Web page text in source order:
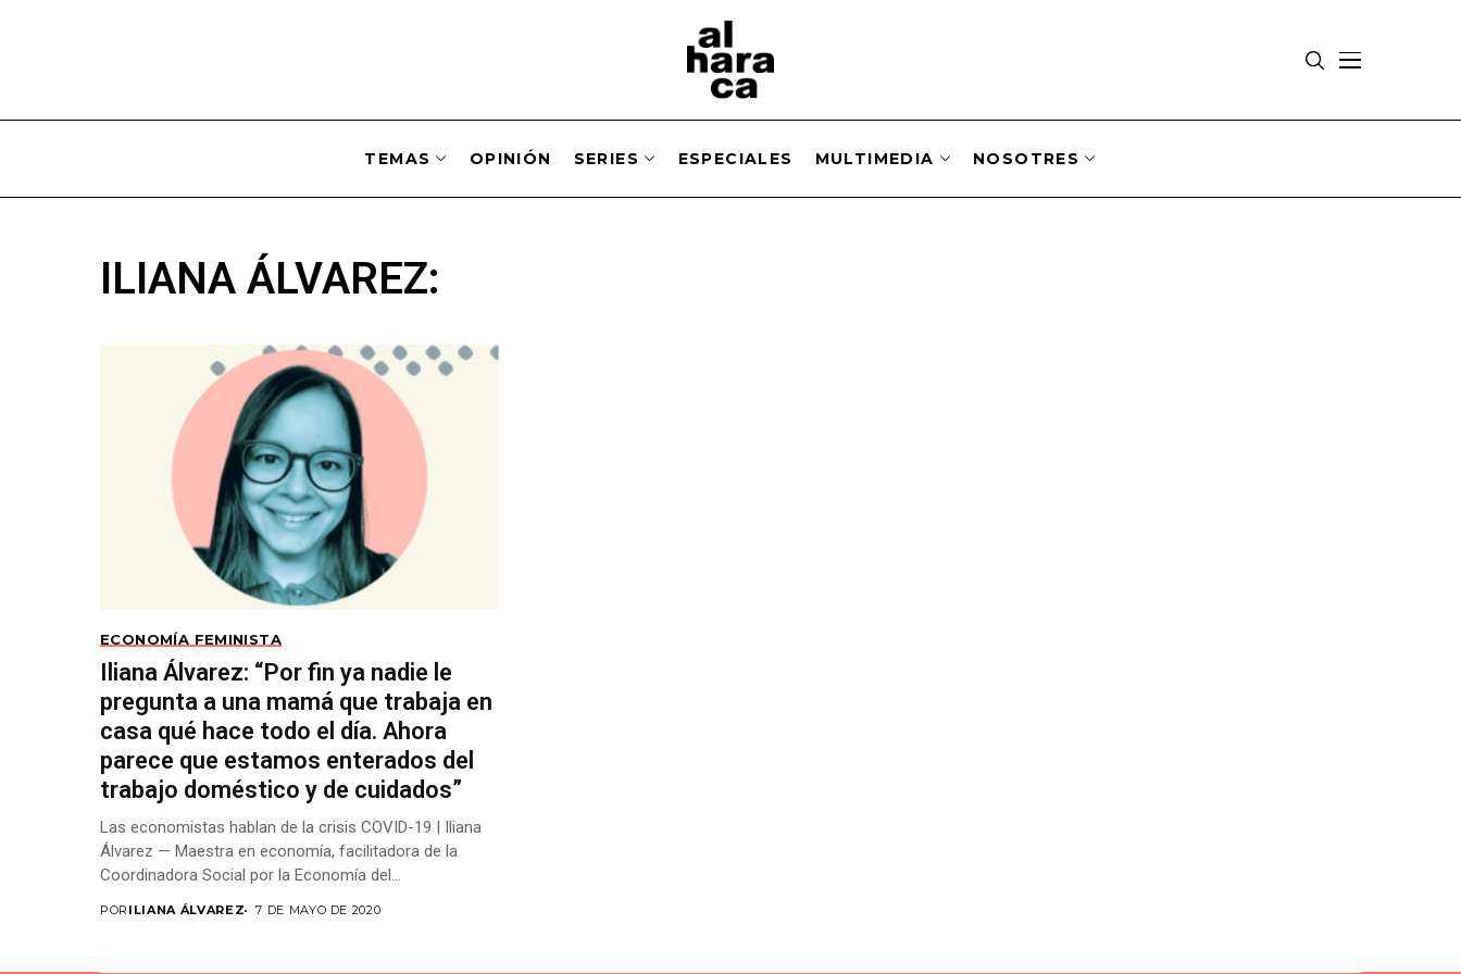
TEMAS OPINIÓN SERIES ESPECIALES MULTIMEDIA NOSOTRES
ILIANA ÁLVAREZ:
ECONOMÍA FEMINISTA
Iliana Álvarez: “Por fin ya nadie le
pregunta a una mamá que trabaja en
casa qué hace todo el día. Ahora
parece que estamos enterados del
trabajo doméstico y de cuidados”
Las economistas hablan de la crisis COVID-19 | Iliana
Álvarez — Maestra en economía, facilitadora de la
Coordinadora Social por la Economía del...
POR ILIANA ÁLVAREZ 7 DE MAYO DE 2020